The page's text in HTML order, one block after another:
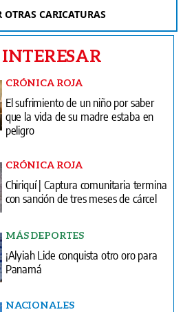
OTRAS CARICATURAS
CRÓNICA ROJA
El sufrimiento de un niño por saber
que la vida de su madre estaba en
peligro
CRÓNICA ROJA
Chiriquí | Captura comunitaria termina
con sanción de tres meses de cárcel
MÁS DEPORTES
¡Alyiah Lide conquista otro oro para
Panamá
NACIONALES